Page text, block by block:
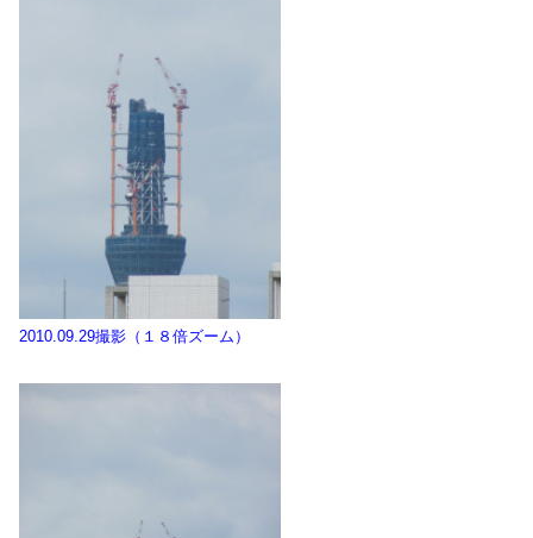
2010.09.29撮影（１８倍ズーム）